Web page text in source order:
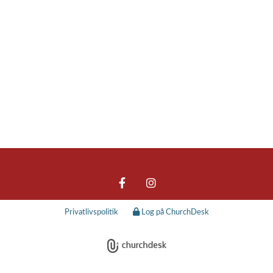
Privatlivspolitik Log på ChurchDesk